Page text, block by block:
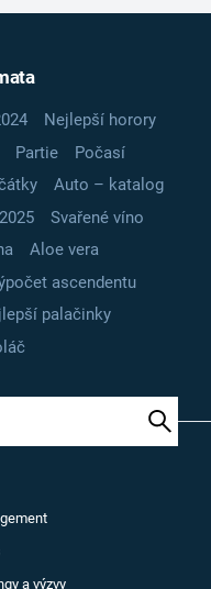
Nejlepší horory
Partie
Počasí
Auto – katalog
Svařené víno
Aloe vera
ascendentu
palačinky
a výzvy